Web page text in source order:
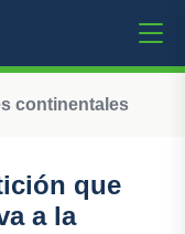
continentales
que
a la